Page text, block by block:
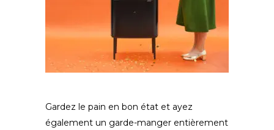
Gardez le pain en bon état et ayez
également un garde-manger entièrement